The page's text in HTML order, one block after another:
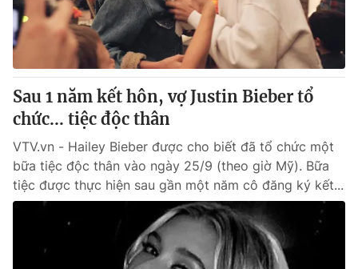
Sau 1 năm kết hôn, vợ Justin Bieber tổ
chức... tiệc độc thân
VTV.vn - Hailey Bieber được cho biết đã tổ chức một
bữa tiệc độc thân vào ngày 25/9 (theo giờ Mỹ). Bữa
tiệc được thực hiện sau gần một năm cô đăng ký kết...